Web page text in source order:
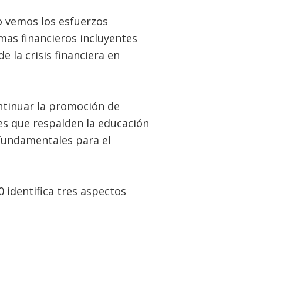
los esfuerzos
financieros incluyentes
la crisis financiera en
la promoción de
que respalden la educación
para el
identifica tres aspectos